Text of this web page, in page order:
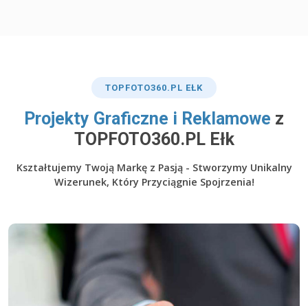
TOP FOTO360.PL EŁK
​Projekty Graficzne i Reklamowe z
TOPFOTO360.PL Ełk
Kształtujemy Twoją Markę z Pasją - Stworzymy Unikalny
Wizerunek, Który Przyciągnie Spojrzenia!